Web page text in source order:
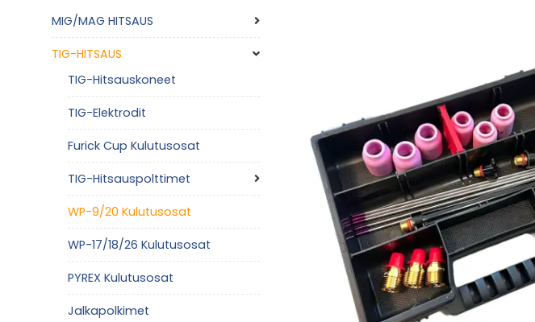
MIG/MAG HITSAUS
TIG-HITSAUS
TIG-Hitsauskoneet
TIG-Elektrodit
Furick Cup Kulutusosat
TIG-Hitsauspolttimet
WP-9/20 Kulutusosat
WP-17/18/26 Kulutusosat
PYREX Kulutusosat
Jalkapolkimet